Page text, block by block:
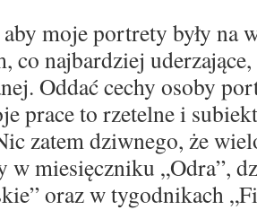
aby moje portrety były na
co najbardziej
Oddać cechy osoby
prace to rzetelne i
zatem dziwnego, że
w miesięczniku „Odra”,
oraz w tygodnikach